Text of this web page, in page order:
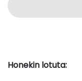
Honekin lotuta: